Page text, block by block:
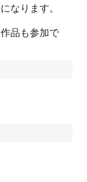
なります。
品も参加で
た作品も参
。